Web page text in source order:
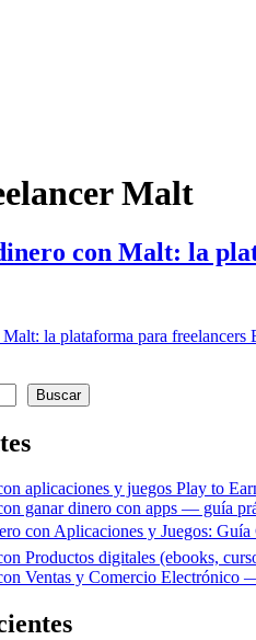
Malt
con Malt: la
la plataforma para
Buscar
aplicaciones y juegos Play to
ganar dinero con apps — guía
con Aplicaciones y Juegos: Guía
Productos digitales (ebooks,
Ventas y Comercio Electrónico